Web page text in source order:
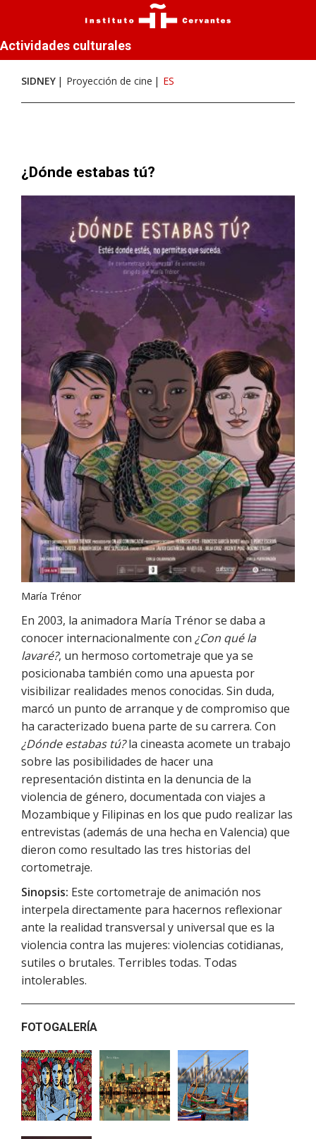
Actividades culturales
SIDNEY Proyección de cine ES
¿Dónde estabas tú?
María Trénor
En 2003, la animadora María Trénor se daba a
conocer internacionalmente con ¿Con qué la
lavaré?, un hermoso cortometraje que ya se
posicionaba también como una apuesta por
visibilizar realidades menos conocidas. Sin duda,
marcó un punto de arranque y de compromiso que
ha caracterizado buena parte de su carrera. Con
¿Dónde estabas tú?la cineasta acomete un trabajo
sobre las posibilidades de hacer una
representación distinta en la denuncia de la
violencia de género, documentada con viajes a
Mozambique y Filipinas en los que pudo realizar las
entrevistas (además de una hecha en Valencia) que
dieron como resultado las tres historias del
cortometraje.
Sinopsis: Este cortometraje de animación nos
interpela directamente para hacernos reflexionar
ante la realidad transversal y universal que es la
violencia contra las mujeres: violencias cotidianas,
sutiles o brutales. Terribles todas. Todas
intolerables.
FOTOGALERÍA